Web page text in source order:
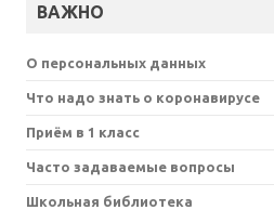
ВАЖНО
О персональных данных
Что надо знать о коронавирусе
Приём в 1 класс
Часто задаваемые вопросы
Школьная библиотека